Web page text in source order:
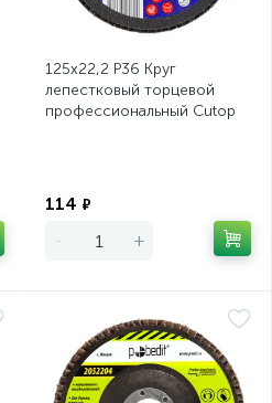
125х22,2 Р36 Круг
лепестковый торцевой
профессиональный Cutop
114 ₽
- +